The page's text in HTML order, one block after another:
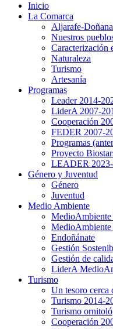
Inicio
La Comarca
Aljarafe-Doñana
Nuestros
Caracterización
Naturaleza
Turismo
Artesanía
Programas
Leader 2014-
LiderA 2007-
Cooperación
FEDER 2007-
Programas
Proyecto
LEADER
Género y Juventud
Género
Juventud
Medio Ambiente
Endoñánate
Gestión
Gestión de
LiderA
Turismo
Un tesoro cerca
Turismo 2014-
Turismo
Cooperación